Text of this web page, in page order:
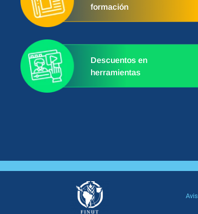
formación
Descuentos en
herramientas